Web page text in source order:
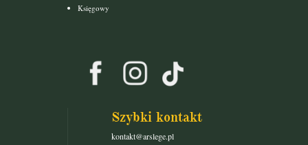
Księgowy
Szybki kontakt
kontakt@arslege.pl